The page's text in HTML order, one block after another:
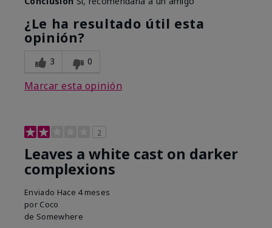
¿Le ha resultado útil esta
opinión?
3 0
Marcar esta opinión
2
Leaves a white cast on darker
complexions
Enviado Hace 4 meses
por Coco
de Somewhere